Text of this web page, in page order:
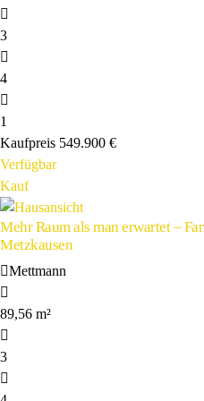
3
4
1
Kaufpreis 549.900 €
Verfügbar
Kauf
Mehr Raum als man erwartet –
Metzkausen
Mettmann
89,56 m²
3